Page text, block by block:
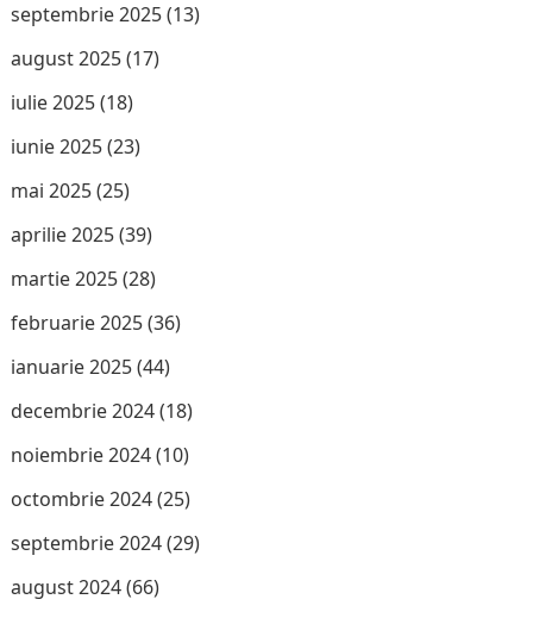
septembrie 2025(13)
august 2025(17)
iulie 2025(18)
iunie 2025(23)
mai 2025(25)
aprilie 2025(39)
martie 2025(28)
februarie 2025(36)
ianuarie 2025(44)
decembrie 2024(18)
noiembrie 2024(10)
octombrie 2024(25)
septembrie 2024(29)
august 2024(66)